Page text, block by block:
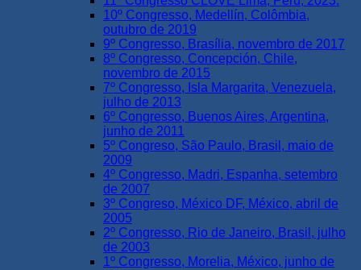
10º Congresso, Medellín, Colômbia,
outubro de 2019
9º Congresso, Brasília, novembro de 2017
8º Congresso, Concepción, Chile,
novembro de 2015
7º Congresso, Isla Margarita, Venezuela,
julho de 2013
6º Congresso, Buenos Aires, Argentina,
junho de 2011
5º Congreso, São Paulo, Brasil, maio de
2009
4º Congresso, Madri, Espanha, setembro
de 2007
3º Congreso, México DF, México, abril de
2005
2º Congresso, Rio de Janeiro, Brasil, julho
de 2003
1º Congresso, Morelia, México, junho de